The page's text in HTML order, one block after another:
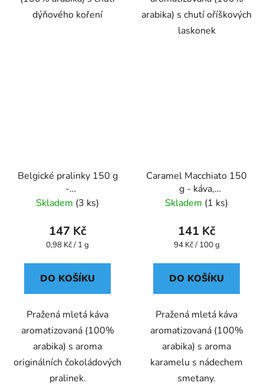
dýňového koření
arabika) s chutí oříškových
laskonek
Belgické pralinky 150 g
-
káva,aromatizovaná,mletá
Skladem (3 ks)
147 Kč
Měrná
0,98 Kč / 1 g
DO KOŠÍKU
Pražená mletá káva
aromatizovaná (100%
arabika) s aroma
originálních čokoládových
pralinek.
Caramel Macchiato 150
g - káva,
aromatizovaná,mletá -
Skladem (1 ks)
141 Kč
Měrná
94 Kč / 100 g
DO KOŠÍKU
Pražená mletá káva
aromatizovaná (100%
arabika) s aroma
karamelu s nádechem
smetany.